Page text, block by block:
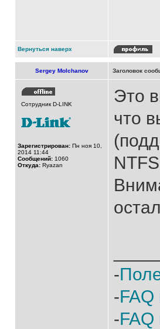
Вернуться наверх
Sergey Molchanov Заголовок
Сотрудник D-LINK
Зарегистрирован: Пн ноя 10,
2014 11:44
Сообщений: 1060
Откуда: Ryazan
Это
что
-
-FAQ
-